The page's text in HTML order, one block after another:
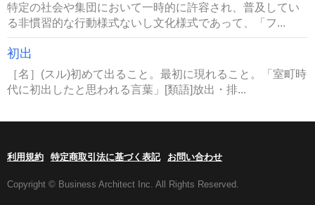
特定の社会や集団において一時的に許容され、普及してい
る非慣習的な行動様式ないし文化様式であって、「フ...
初出
［名］(スル)初めて出ること。最初に現れること。「室町時
代に初出したと思われる言葉」[類語]放出・排...
利用規約 特定商取引法に基づく表記 お問い合わせ
Copyright © Business Architect Inc. All Rights Reserved.